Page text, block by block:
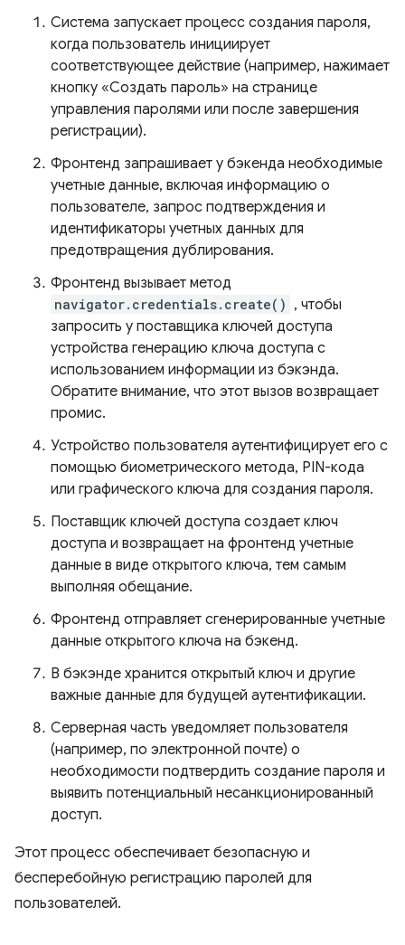
Система запускает процесс создания пароля,
когда пользователь инициирует
соответствующее действие (например, нажимает
кнопку «Создать пароль» на странице
управления паролями или после завершения
регистрации).
Фронтенд запрашивает у бэкенда необходимые
учетные данные, включая информацию о
пользователе, запрос подтверждения и
идентификаторы учетных данных для
предотвращения дублирования.
Фронтенд вызывает метод
navigator.credentials.create() , чтобы
запросить у поставщика ключей доступа
устройства генерацию ключа доступа с
использованием информации из бэкэнда.
Обратите внимание, что этот вызов возвращает
промис.
Устройство пользователя аутентифицирует его с
помощью биометрического метода, PIN-кода
или графического ключа для создания пароля.
Поставщик ключей доступа создает ключ
доступа и возвращает на фронтенд учетные
данные в виде открытого ключа, тем самым
выполняя обещание.
Фронтенд отправляет сгенерированные учетные
данные открытого ключа на бэкенд.
В бэкэнде хранится открытый ключ и другие
важные данные для будущей аутентификации.
Серверная часть уведомляет пользователя
(например, по электронной почте) о
необходимости подтвердить создание пароля и
выявить потенциальный несанкционированный
доступ.
Этот процесс обеспечивает безопасную и
бесперебойную регистрацию паролей для
пользователей.